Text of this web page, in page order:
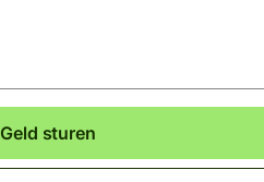
Geld sturen